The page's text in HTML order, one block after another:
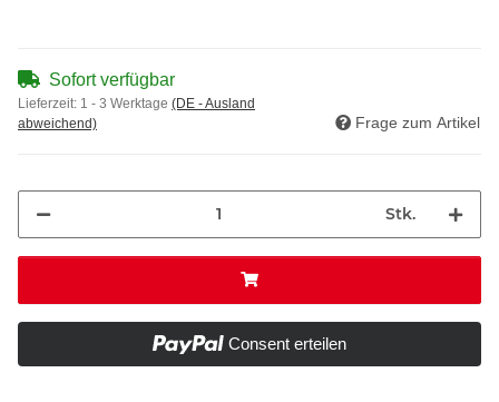
Sofort verfügbar
Lieferzeit: 1 - 3 Werktage (DE - Ausland
abweichend)
Frage zum Artikel
Stk.
Consent erteilen